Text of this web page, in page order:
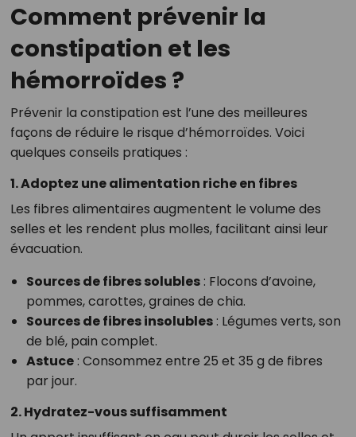
Comment prévenir la
constipation et les
hémorroïdes ?
Prévenir la constipation est l’une des meilleures
façons de réduire le risque d’hémorroïdes. Voici
quelques conseils pratiques :
1. Adoptez une alimentation riche en fibres
Les fibres alimentaires augmentent le volume des
selles et les rendent plus molles, facilitant ainsi leur
évacuation.
Sources de fibres solubles: Flocons d’avoine,
pommes, carottes, graines de chia.
Sources de fibres insolubles: Légumes verts, son
de blé, pain complet.
Astuce: Consommez entre 25 et 35 g de fibres
par jour.
2. Hydratez-vous suffisamment